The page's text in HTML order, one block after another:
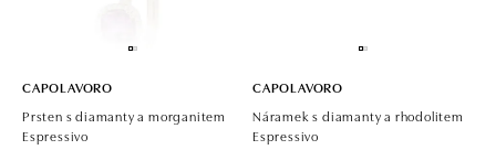
CAPOLAVORO
Prsten s diamanty a morganitem
Espressivo
CAPOLAVORO
Náramek s diamanty a rhodolitem
Espressivo